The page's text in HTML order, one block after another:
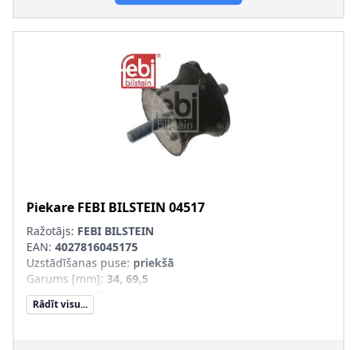
Piekare FEBI BILSTEIN 04517
Ražotājs: FEBI BILSTEIN
EAN: 4027816045175
Uzstādīšanas puse: priekšā
Garums [mm]: 34, 69,5
Masa [kg]:0,08
Materiāls:Gumija/ Metāls
Rādīt visu...